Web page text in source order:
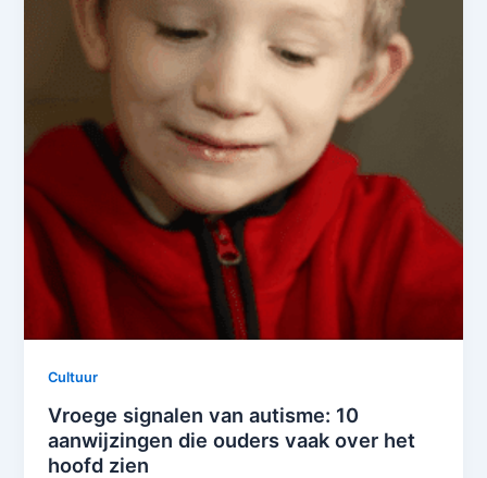
Cultuur
Vroege signalen van autisme: 10
aanwijzingen die ouders vaak over het
hoofd zien